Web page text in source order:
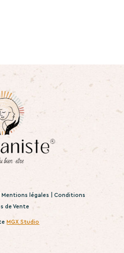
Mentions légales Conditions
de Vente
MGX Studio